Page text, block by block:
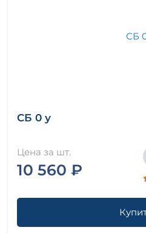
СБ 0 у
Цена за шт.
10 560 ₽